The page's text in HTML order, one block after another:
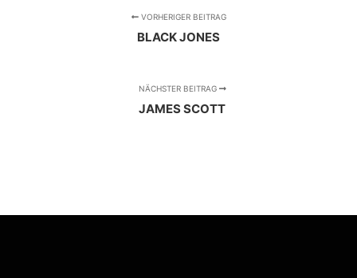
VORHERIGER BEITRAG
BLACK JONES
NÄCHSTER BEITRAG
JAMES SCOTT